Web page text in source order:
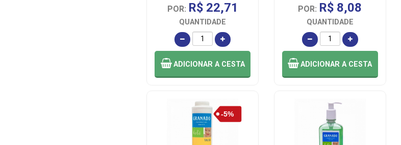
POR: R$ 22,71
QUANTIDADE
ADICIONAR A CESTA
POR: R$ 8,08
QUANTIDADE
ADICIONARA CESTA